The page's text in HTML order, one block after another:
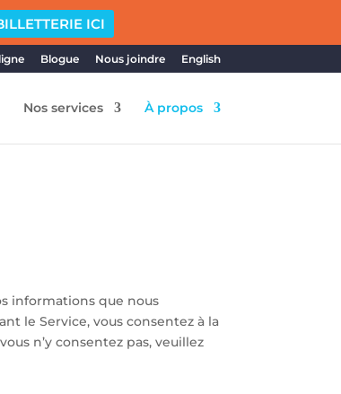
ICI
Blogue Nous joindre English
Nos services À propos
informations que nous
le Service, vous consentez à la
n’y consentez pas, veuillez